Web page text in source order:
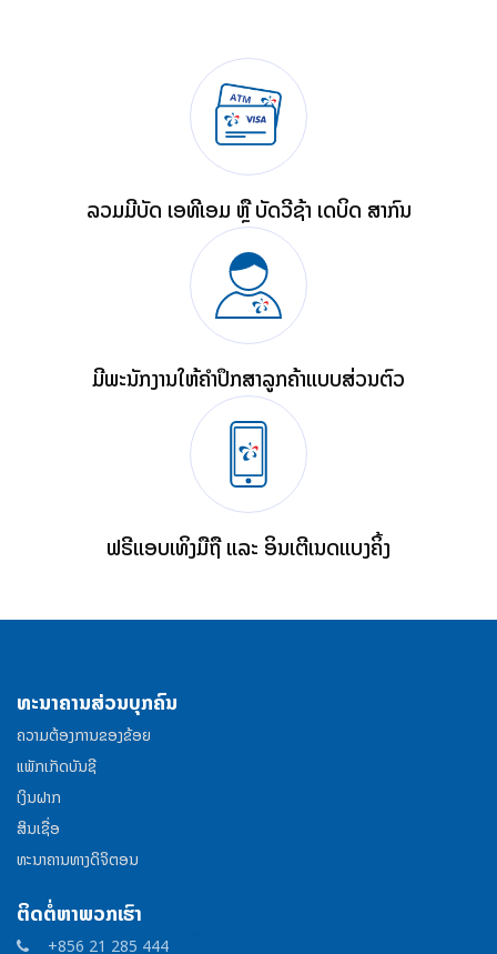
ລວມມີບັດ ເອທີເອັມ ຫຼື ບັດວີຊ້າ ເດບິດ ສາກົນ
ມີພະນັກງານໃຫ້ຄໍາປຶກສາລູກຄ້າແບບສ່ວນຕົວ
ຟຣີແອັບເທິງມືຖື ແລະ ອິນເຕີເນັດແບັງຄິ້ງ
ທະນາຄານສ່ວນບຸກຄົນ
ຄວາມຕ້ອງການຂອງຂ້ອຍ
ແພັກເກັດບັນຊີ
ເງິນຝາກ
ສິນເຊື່ອ
ທະນາຄານທາງດິຈິຕອນ
ຕິດຕໍ່ຫາພວກເຮົາ
+856 21 285 444